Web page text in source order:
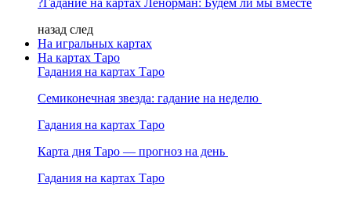
?Гадание на картах Ленорман: Будем ли мы вместе
назад след
На игральных картах
На картах Таро
Гадания на картах Таро
Семиконечная звезда: гадание на неделю
Гадания на картах Таро
Карта дня Таро — прогноз на день
Гадания на картах Таро